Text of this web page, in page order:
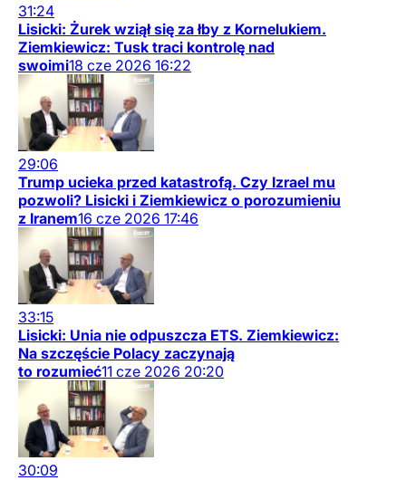
31:24
Lisicki: Żurek wziął się za łby z Kornelukiem.
Ziemkiewicz: Tusk traci kontrolę nad
swoimi18 cze 2026 16:22
29:06
Trump ucieka przed katastrofą. Czy Izrael mu
pozwoli? Lisicki i Ziemkiewicz o porozumieniu
z Iranem16 cze 2026 17:46
33:15
Lisicki: Unia nie odpuszcza ETS. Ziemkiewicz:
Na szczęście Polacy zaczynają
to rozumieć11 cze 2026 20:20
30:09